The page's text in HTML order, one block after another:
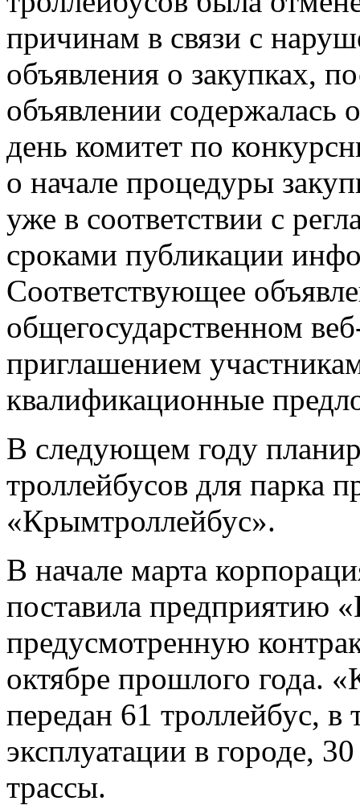
причинам в связи с
объявления о закупках,
объявлении содержалась
день комитет по
о начале процедуры
уже в соответствии с
сроками публикации
Соответствующее
общегосударственном
приглашением
квалификационные
В следующем году
троллейбусов для парка
«Крымтроллейбус».
В начале марта
поставила предприятию
предусмотренную
октябре прошлого года.
передан 61 троллейбус,
эксплуатации в городе,
трассы.